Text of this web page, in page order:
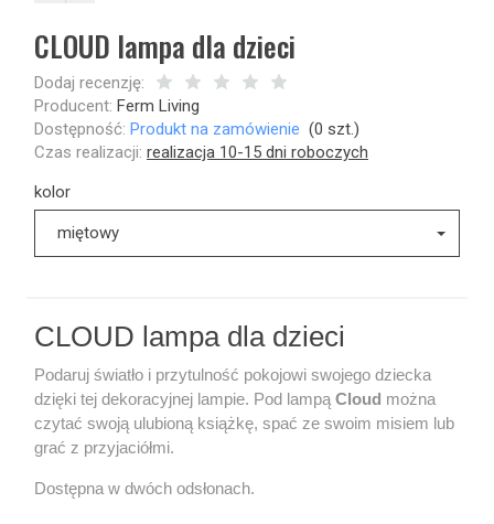
CLOUD lampa dla dzieci
Dodaj recenzję:
Producent: Ferm Living
Dostępność: Produkt na zamówienie (0 szt.)
Czas realizacji: realizacja 10-15 dni roboczych
kolor
miętowy
CLOUD lampa dla dzieci
Podaruj światło i przytulność pokojowi swojego dziecka
dzięki tej dekoracyjnej lampie. Pod lampą Cloud można
czytać swoją ulubioną książkę, spać ze swoim misiem lub
grać z przyjaciółmi.
Dostępna w dwóch odsłonach.